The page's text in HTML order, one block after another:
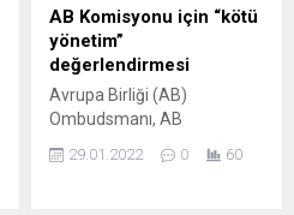
yönetmen, müzisyen ve
sanatçı ortak bildiriyi
imzalarken, Berlin’de
yüzlerce kişinin katıldığı
dayanışma...
AB Komisyonu için “kötü
yönetim”
değerlendirmesi
Avrupa Birliği (AB)
Ombudsmanı, AB
von der Leyen’in Pfizer
29.01.2022 0 60